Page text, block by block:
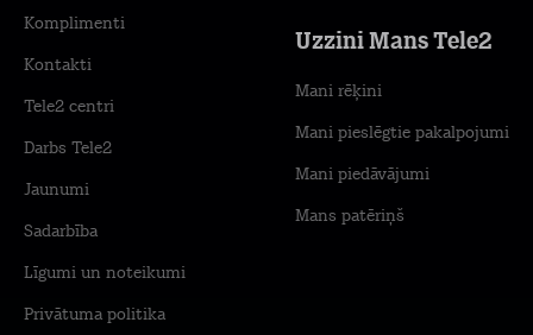
Komplimenti
Kontakti
Tele2 centri
Darbs Tele2
Jaunumi
Sadarbība
Līgumi un noteikumi
Privātuma politika
Uzzini Mans Tele2
Mani rēķini
Mani pieslēgtie pakalpojumi
Mani piedāvājumi
Mans patēriņš